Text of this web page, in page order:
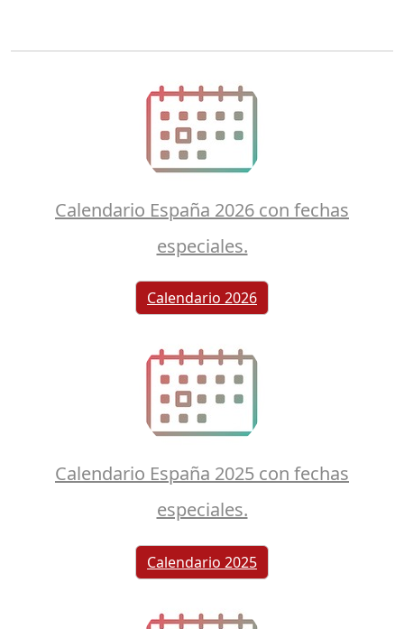
Calendario España 2026 con fechas
especiales.
Calendario 2026
Calendario España 2025 con fechas
especiales.
Calendario 2025